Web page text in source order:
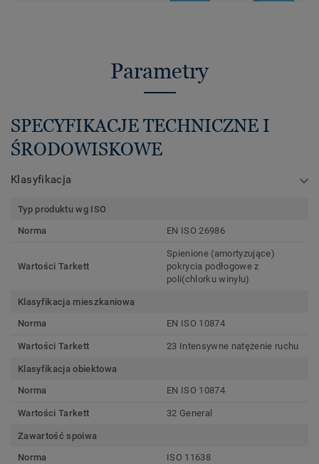
Parametry
SPECYFIKACJE TECHNICZNE I
ŚRODOWISKOWE
Klasyfikacja
Typ produktu wg ISO
Norma
EN ISO 26986
Wartości Tarkett
Spienione (amortyzujące)
pokrycia podłogowe z
poli(chlorku winylu)
Klasyfikacja mieszkaniowa
Norma
EN ISO 10874
Wartości Tarkett 23 Intensywne natężenie ruchu
Klasyfikacja obiektowa
Norma
EN ISO 10874
Wartości Tarkett 32 General
Zawartość spoiwa
Norma
ISO 11638